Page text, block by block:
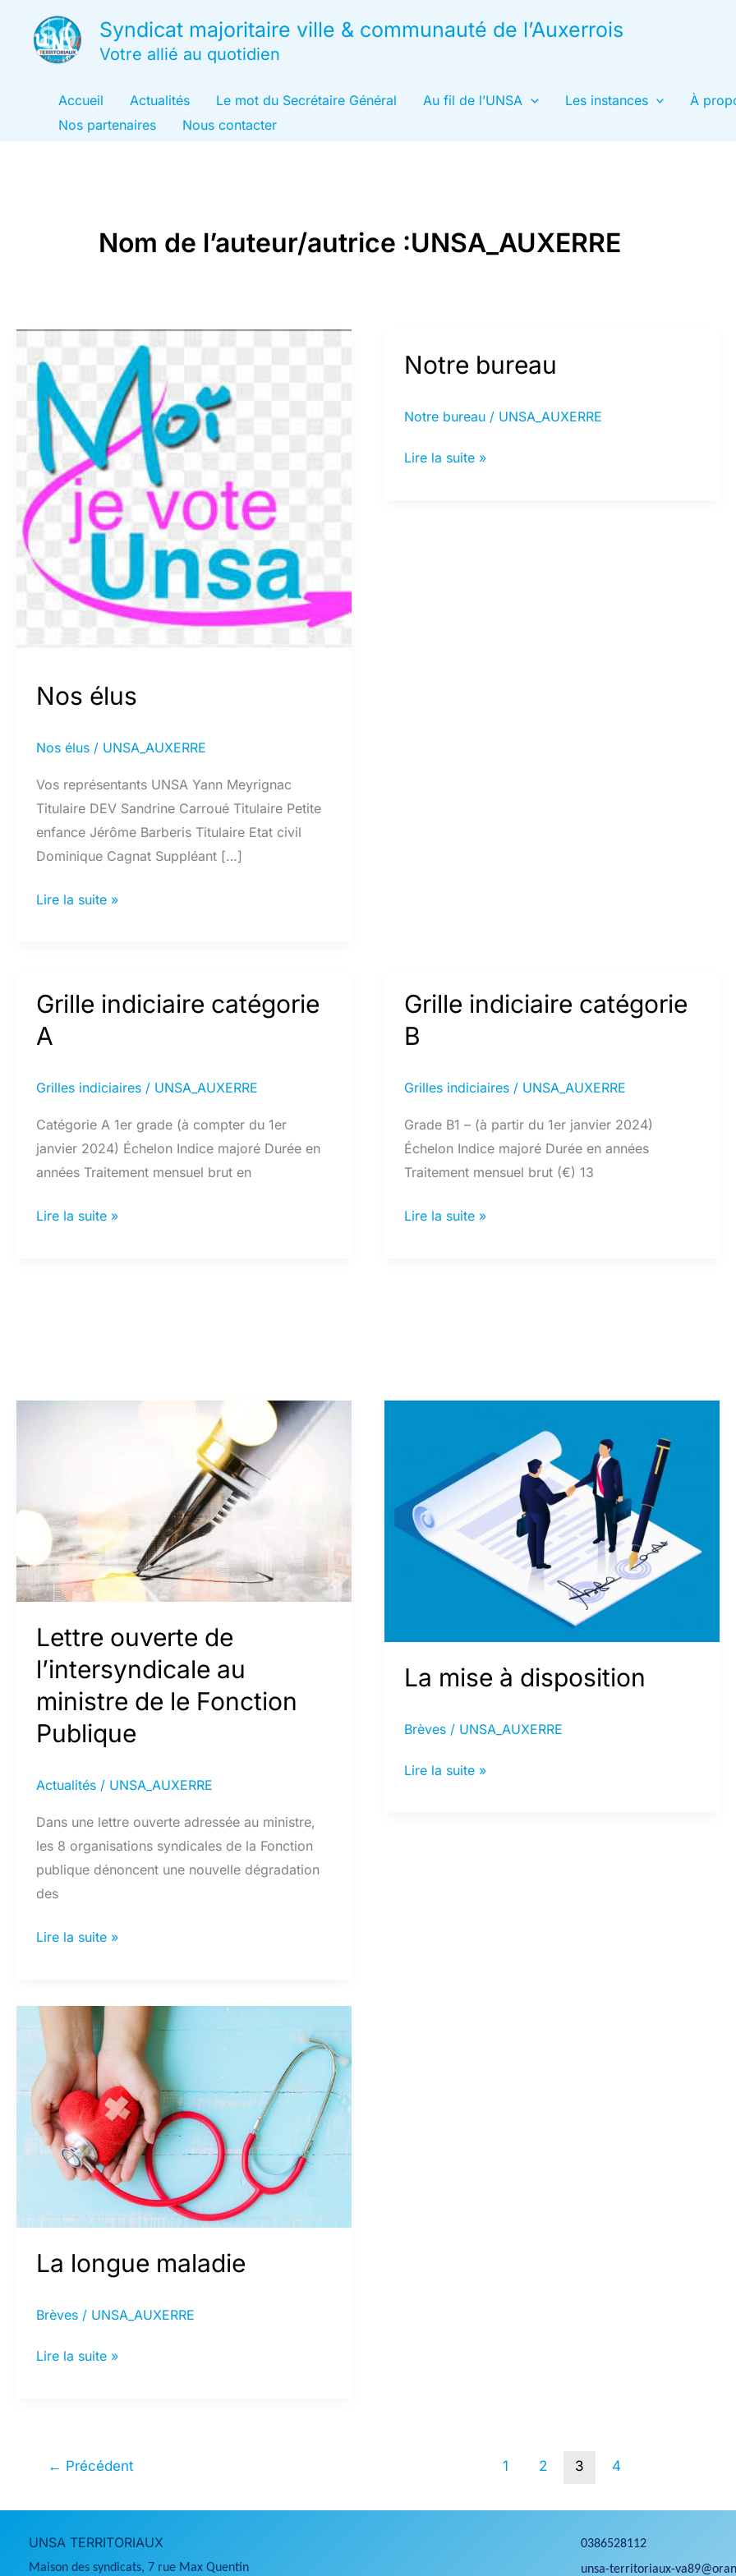
contenu
Syndicat majoritaire ville & communauté de l’Auxerrois
Votre allié au quotidien
Accueil Actualités Le mot du Secrétaire Général Au fil de l’UNSA Les instances À
Nos partenaires
Nous contacter
Nom de l’auteur/autrice :UNSA_AUXERRE
Nos élus
Nos élus / UNSA_AUXERRE
Vos représentants UNSA Yann Meyrignac
Titulaire DEV Sandrine Carroué Titulaire Petite
enfance Jérôme Barberis Titulaire Etat civil
Dominique Cagnat Suppléant […]
Nos
Lire la suite »
Notre bureau
Notre bureau/ UNSA_AUXERRE
Notre
Lire la suite »
Grille indiciaire catégorie
A
Grilles indiciaires / UNSA_AUXERRE
Catégorie A 1er grade (à compter du 1er
janvier 2024) Échelon Indice majoré Durée en
années Traitement mensuel brut en
Grille
Lire la suite »
Grille indiciaire catégorie
B
Grilles indiciaires/ UNSA_AUXERRE
Grade B1 – (à partir du 1er janvier 2024)
Échelon Indice majoré Durée en années
Traitement mensuel brut (€) 13
Grille
Lire la suite »
Lettre ouverte de
l’intersyndicale au
ministre de le Fonction
Publique
Actualités / UNSA_AUXERRE
Dans une lettre ouverte adressée au ministre,
les 8 organisations syndicales de la Fonction
publique dénoncent une nouvelle dégradation
des
Lettre
l’intersyndicale
au
ministre
de
le
Fonction
Publique
Lire la suite »
La mise à disposition
Brèves/ UNSA_AUXERRE
La
Lire la suite »
La longue maladie
Brèves / UNSA_AUXERRE
La
Lire la suite »
← Précédent 1 2 3 4
UNSA TERRITORIAUX
Maison des syndicats, 7 rue Max Quentin
0386528112
unsa-territoriaux-